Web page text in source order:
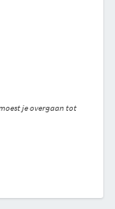
je overgaan tot